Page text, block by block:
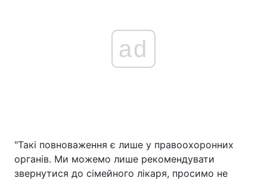
ad
"Такі повноваження є лише у правоохоронних
органів. Ми можемо лише рекомендувати
звернутися до сімейного лікаря, просимо не